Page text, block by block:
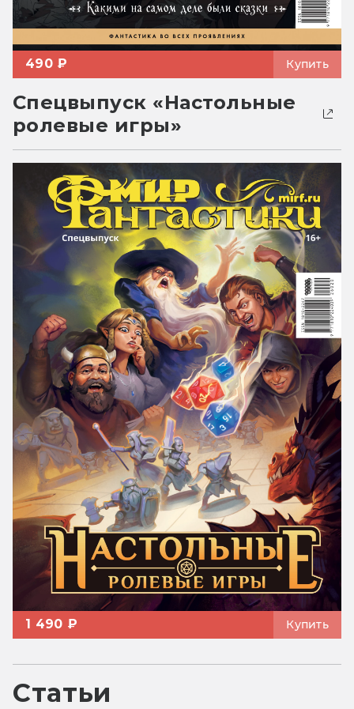
490 ₽ Купить
Спецвыпуск «Настольные
ролевые игры»
1 490 ₽ Купить
Статьи